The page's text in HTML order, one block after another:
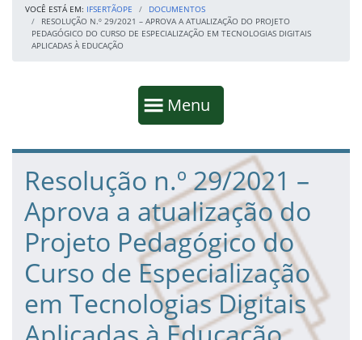
VOCÊ ESTÁ EM: IFSERTÃOPE
DOCUMENTOS
RESOLUÇÃO N.º 29/2021 – APROVA A ATUALIZAÇÃO DO PROJETO
PEDAGÓGICO DO CURSO DE ESPECIALIZAÇÃO EM TECNOLOGIAS DIGITAIS
APLICADAS À EDUCAÇÃO
Mostrar
Menu
Fim da navegação
Início do conteúdo
Resolução n.º 29/2021 –
Aprova a atualização do
Projeto Pedagógico do
Curso de Especialização
em Tecnologias Digitais